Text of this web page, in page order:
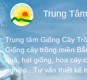
Trung
Trung tâm Giống Cây
Giống cây trồng miền
quả, hạt giống, hoa cây
nghiệp...Tư vấn thiết kế